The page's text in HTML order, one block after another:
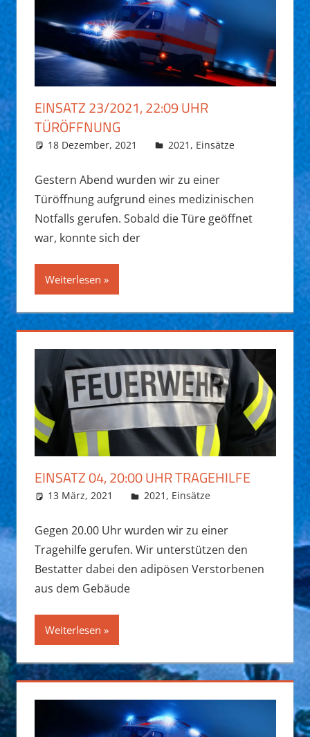
EINSATZ 23/2021, 22:09 UHR
TÜRÖFFNUNG
18 Dezember, 2021 Daniel Fuchs
2021 , Einsätze
Gestern Abend wurden wir zu einer
Türöffnung aufgrund eines medizinischen
Notfalls gerufen. Sobald die Türe geöffnet
war, konnte sich der
Weiterlesen
EINSATZ 04, 20:00 UHR TRAGEHILFE
13 März, 2021 Daniel Fuchs
2021 , Einsätze
Gegen 20.00 Uhr wurden wir zu einer
Tragehilfe gerufen. Wir unterstützen den
Bestatter dabei den adipösen Verstorbenen
aus dem Gebäude
Weiterlesen